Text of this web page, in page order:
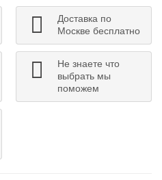
Доставка по
Москве бесплатно
Не знаете что
выбрать мы
поможем